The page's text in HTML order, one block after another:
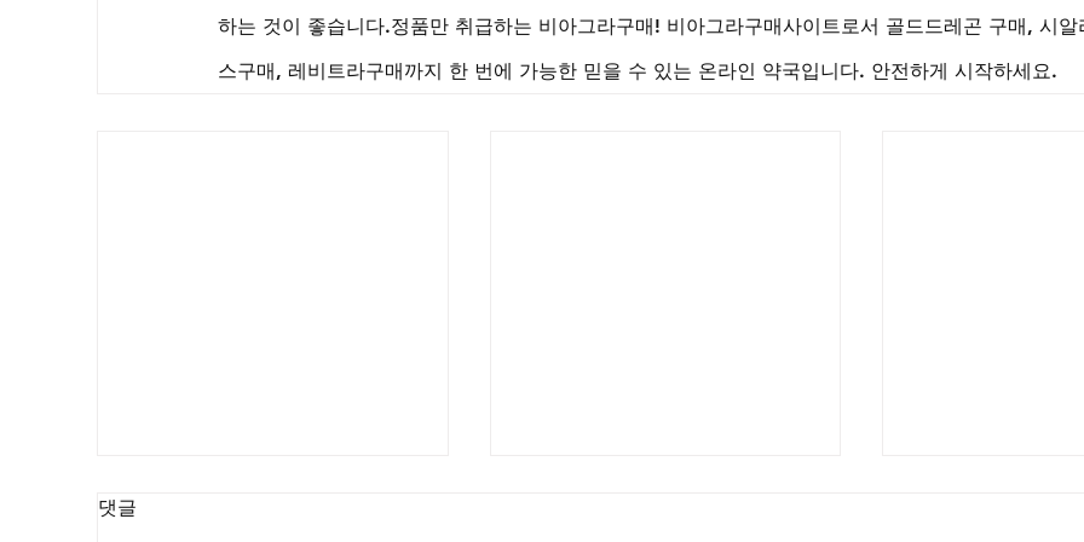
하는 것이 좋습니다.정품만 취급하는 비아그라구매! 비아그라구매사이트로서 골드드레곤 구매, 시알
스구매, 레비트라구매까지 한 번에 가능한 믿을 수 있는 온라인 약국입니다. 안전하게 시작하세요.
댓글